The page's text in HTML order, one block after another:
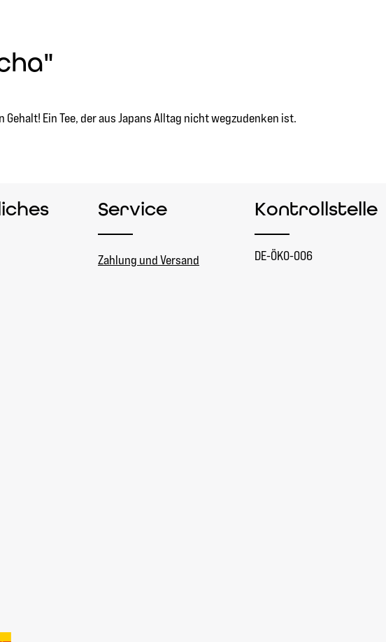
Ein Tee, der aus Japans Alltag nicht wegzudenken ist.
Service
Zahlung und Versand
Kontrollstelle
DE-ÖKO-006